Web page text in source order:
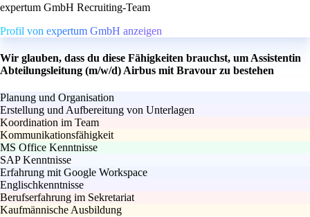
expertum GmbH Recruiting-Team
Profil von expertum GmbH anzeigen
Wir glauben, dass du diese Fähigkeiten brauchst, um Assistentin
Abteilungsleitung (m/w/d) Airbus mit Bravour zu bestehen
Planung und Organisation
Erstellung und Aufbereitung von Unterlagen
Koordination im Team
Kommunikationsfähigkeit
MS Office Kenntnisse
SAP Kenntnisse
Erfahrung mit Google Workspace
Englischkenntnisse
Berufserfahrung im Sekretariat
Kaufmännische Ausbildung